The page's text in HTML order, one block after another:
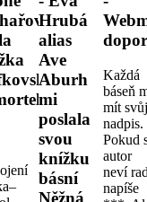
Hrubá
alias
Ave
Aburh
mi
poslala
svou
knížku
básní
Každá
báseň
mít
nadpis.
Pokud
autor
neví
napíše